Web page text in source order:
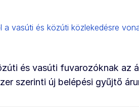
a vasúti és közúti közlekedésre
és vasúti fuvarozóknak az
szerinti új belépési gyűjtő